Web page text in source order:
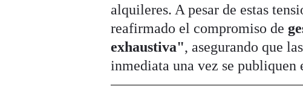
alquileres. A pesar de estas
reafirmado el compromiso de
exhaustiva", asegurando que
inmediata una vez se